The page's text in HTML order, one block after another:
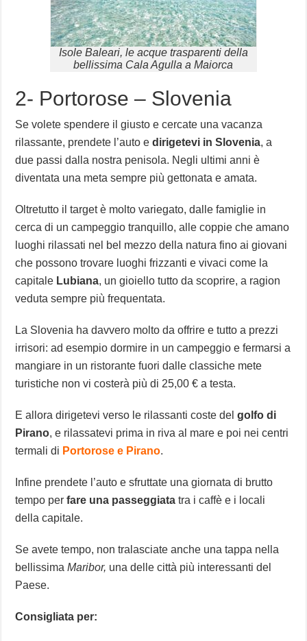
Isole Baleari, le acque trasparenti della
bellissima Cala Agulla a Maiorca
2- Portorose – Slovenia
Se volete spendere il giusto e cercate una vacanza
rilassante, prendete l’auto edirigetevi in Slovenia, a
due passi dalla nostra penisola. Negli ultimi anni è
diventata una meta sempre più gettonata e amata.
Oltretutto il target è molto variegato, dalle famiglie in
cerca di un campeggio tranquillo, alle coppie che amano
luoghi rilassati nel bel mezzo della natura fino ai giovani
che possono trovare luoghi frizzanti e vivaci come la
capitale Lubiana, un gioiello tutto da scoprire, a ragion
veduta sempre più frequentata.
La Slovenia ha davvero molto da offrire e tutto a prezzi
irrisori: ad esempio dormire in un campeggio e fermarsi a
mangiare in un ristorante fuori dalle classiche mete
turistiche non vi costerà più di 25,00 € a testa.
E allora dirigetevi verso le rilassanti coste delgolfo di
Pirano, e rilassatevi prima in riva al mare e poi nei centri
termali di Portorose e Pirano.
Infine prendete l’auto e sfruttate una giornata di brutto
tempo perfare una passeggiata tra i caffè e i locali
della capitale.
Se avete tempo, non tralasciate anche una tappa nella
bellissimaMaribor, una delle città più interessanti del
Paese.
Consigliata per: